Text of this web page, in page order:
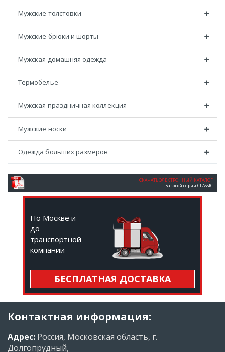
Мужские толстовки
Мужские брюки и шорты
Мужская домашняя одежда
Термобелье
Мужская праздничная коллекция
Мужские носки
Одежда больших размеров
СКАЧАТЬ ЭЛЕКТРОННЫЙ КАТАЛОГ
Базовой серии CLASSIC
По Москве и
до
транспортной
компании
БЕСПЛАТНАЯ ДОСТАВКА
Контактная информация:
Адрес: Россия, Московская область, г.
Долгопрудный,